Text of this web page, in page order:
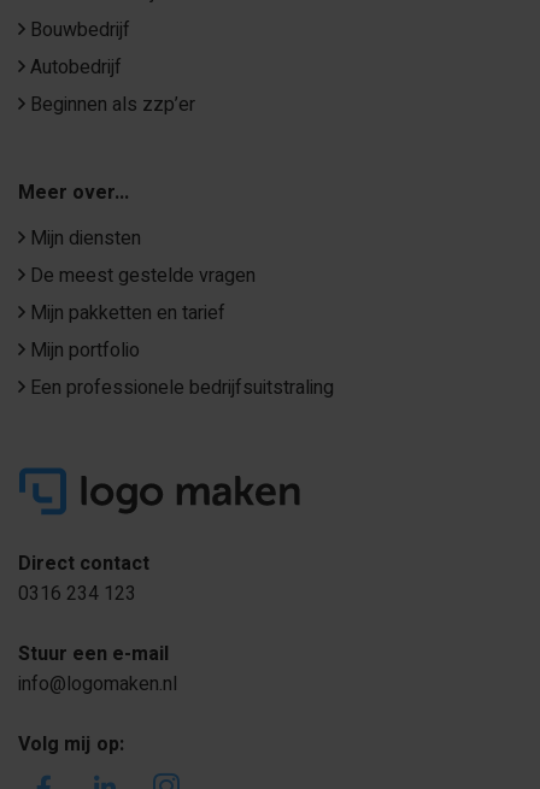
Bouwbedrijf
Autobedrijf
Beginnen als zzp’er
Meer over...
Mijn diensten
De meest gestelde vragen
Mijn pakketten en tarief
Mijn portfolio
Een professionele bedrijfsuitstraling
Direct contact
0316 234 123
Stuur een e-mail
info@logomaken.nl
Volg mij op: